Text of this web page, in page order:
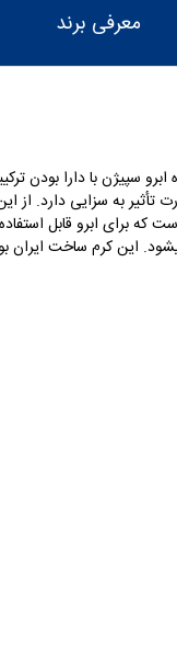
معرفی برند
سپیژن با دارا بودن
تأثیر به سزایی دارد.
که برای ابرو قابل